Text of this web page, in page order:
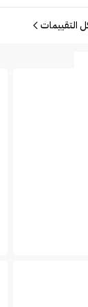
التقييمات